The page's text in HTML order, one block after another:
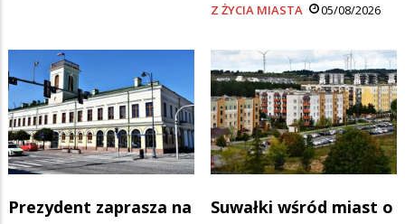
Z ŻYCIA MIASTA 05/08/2026
Prezydent zaprasza na
Suwałki wśród miast o